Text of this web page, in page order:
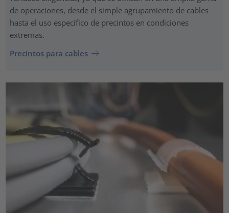
de operaciones, desde el simple agrupamiento de cables
hasta el uso específico de precintos en condiciones
extremas.
Precintos para cables